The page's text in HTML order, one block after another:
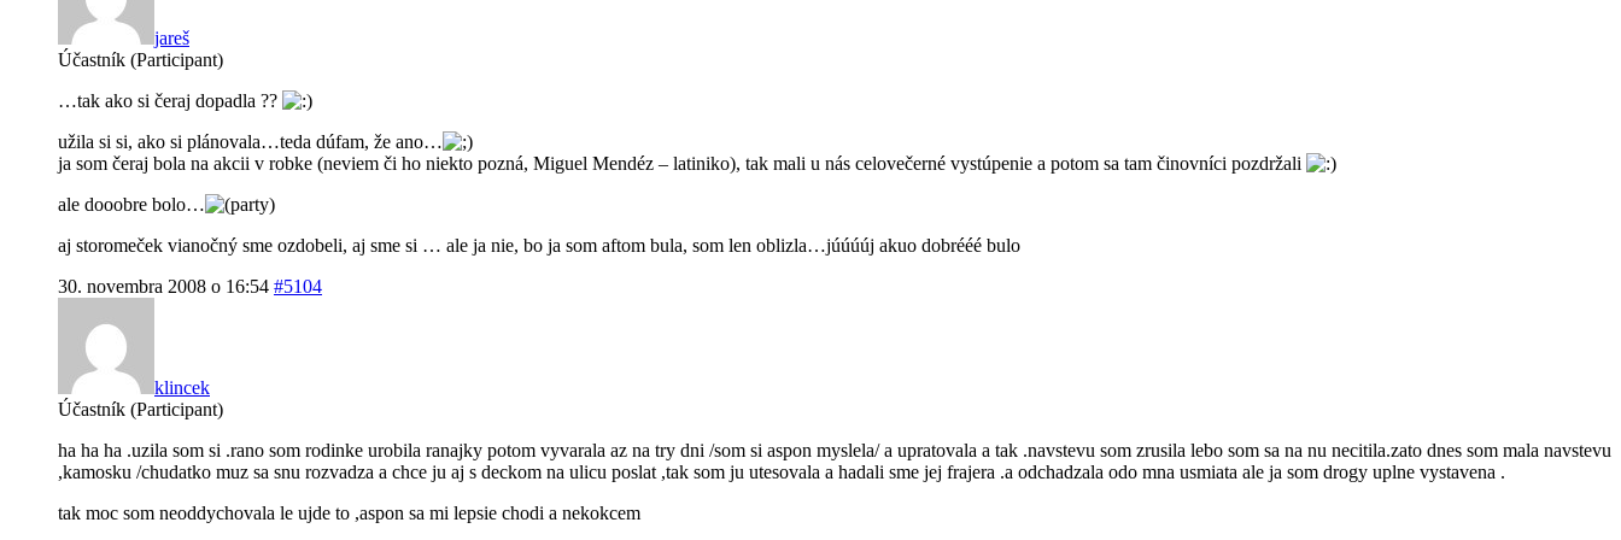
jareš
Účastník (Participant)
…tak ako si čeraj dopadla ??
užila si si, ako si plánovala…teda dúfam, že ano…
ja som čeraj bola na akcii v robke (neviem či ho niekto pozná, Miguel Mendéz – latiniko), tak mali u nás celovečerné vystúpenie a potom sa tam činovníci pozdržali
ale dooobre bolo…
aj storomeček vianočný sme ozdobeli, aj sme si … ale ja nie, bo ja som aftom bula, som len oblizla…júúúúj akuo dobrééé bulo
30. novembra 2008 o 16:54 #5104
klincek
Účastník (Participant)
ha ha ha .uzila som si .rano som rodinke urobila ranajky potom vyvarala az na try dni /som si aspon myslela/ a upratovala a tak .navstevu som zrusila lebo som sa na nu necitila.zato dnes som mala navstevu
,kamosku /chudatko muz sa snu rozvadza a chce ju aj s deckom na ulicu poslat ,tak som ju utesovala a hadali sme jej frajera .a odchadzala odo mna usmiata ale ja som drogy uplne vystavena .
tak moc som neoddychovala le ujde to ,aspon sa mi lepsie chodi a nekokcem